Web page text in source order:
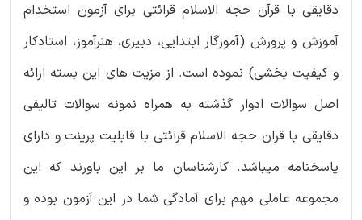
دقایقی با قرآن حجه الاسلام قرائتی برای آزمون استخدام
آموزش و پرورش (آموزگار ابتدایی، دبیری، هنرآموز، استادکار
و کیفیت بخشی) نموده است. از مزیت های این بسته ارائه
اصل سوالات ادوار گذشته به همراه نمونه سوالات تالیفی
دقایقی با قران حجه الاسلام قرائتی با قابلیت پرینت و دارای
پاسخنامه میباشد. کارشناسان ما بر این باورند که این
مجموعه عاملی مهم برای آمادگی شما در این آزمون بوده و